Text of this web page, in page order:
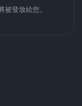
發放給您。